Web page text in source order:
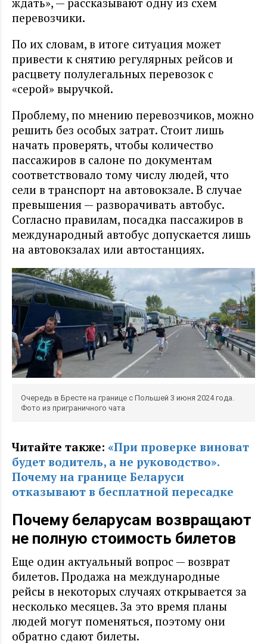
перевозчики.
По их словам, в итоге ситуация может
привести к снятию регулярных рейсов и
расцвету полулегальных перевозок с
«серой» выручкой.
Проблему, по мнению перевозчиков, можно
решить без особых затрат. Стоит лишь
начать проверять, чтобы количество
пассажиров в салоне по документам
соответствовало тому числу людей, что
сели в транспорт на автовокзале. В случае
превышения — разворачивать автобус.
Согласно правилам, посадка пассажиров в
международный автобус допускается лишь
на автовокзалах или автостанциях.
Очередь в Бресте на границе с Польшей 3 июня 2024 года.
Фото из приграничного чата
Читайте также: «При проверке виноват
будет водитель, а не руководство».
Почему на границе Беларуси
отказывают в бесплатной пересадке
Почему беларусам возвращают
не полную стоимость билетов
Еще один актуальный вопрос — возврат
билетов. Продажа на международные
рейсы в некоторых случаях открывается за
несколько месяцев. За это время планы
людей могут поменяться, поэтому они
обратно сдают билеты.